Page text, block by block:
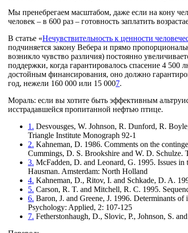
Мы пренебрегаем масштабом, даже если на кону
человек – в 600 раз – готовность заплатить
В статье «Нечувствительность к ценности
подчиняется закону Вебера и прямо
возникло чувство различия) постоянно
поддержки, когда гарантировалось спасение 4 500
достойным финансирования, оно должно
год, нежели 160 000 или 15 0007.
Мораль: если вы хотите быть эффективным
исстрадавшейся пропитанной нефтью птице.
1. Desvousges, W. Johnson, R. Dunford, R.
Triangle Institute Monograph 92-1
2. Kahneman, D. 1986. Comments on the
Cummings, D. S. Brookshire and W. D. Schulze.
3. McFadden, D. and Leonard, G. 1995. Issues
Hausman. Amsterdam: North Holland
4. Kahneman, D., Ritov, I. and Schkade, D. A.
5. Carson, R. T. and Mitchell, R. C. 1995.
6. Baron, J. and Greene, J. 1996. Determinants
Psychology: Applied, 2: 107-125
7. Fetherstonhaugh, D., Slovic, P., Johnson, S.